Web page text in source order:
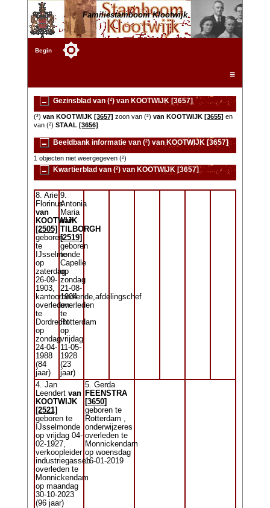
Familiestamboom Klootwijk
Begin
☰
Gezinsblad van (²) van KOOTWIJK [3657]
(²) van KOOTWIJK [3657] zoon van (²) van KOOTWIJK [3655] en
van (²) STAAL [3656]
Beeldbank informatie van (²) van KOOTWIJK [3657]
1 objecten niet weergegeven (²)
Kwartierblad van (²) van KOOTWIJK [3657]
8. Arie
Florinus
van
KOOTWIJK
[2505]
geboren
te
IJsselmonde
op
zaterdag
26-09-
1903,
kantoorbediende,afdelingschef
overleden
te
Dordrecht
op
zondag
24-04-
1988
(84
jaar)
9.
Antonia
Maria
van
TILBORGH
[2519]
geboren
te
Capelle
op
zondag
21-08-
1904
overleden
te
Rotterdam
op
vrijdag
11-05-
1928
(23
jaar)
4. Jan
Leendert van
KOOTWIJK
[2521]
geboren te
IJsselmonde
op vrijdag 04-
02-1927,
verkoopleider
industriegassen
overleden te
Monnickendam
op maandag
30-10-2023
(96 jaar)
5. Gerda
FEENSTRA
[3650]
geboren te
Rotterdam ,
onderwijzeres
overleden te
Monnickendam
op woensdag
16-01-2019